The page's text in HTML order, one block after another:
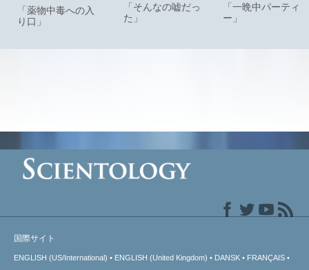
「薬物中毒への入
り口」
「そんなの嘘だっ
た」
「一晩中パーティ
ー」
国際サイト
ENGLISH (US/International) ENGLISH (United Kingdom) DANSK FRANÇAIS